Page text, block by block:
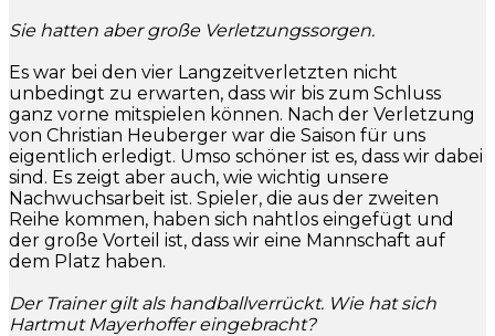
Sie hatten aber große Verletzungssorgen.
Es war bei den vier Langzeitverletzten nicht
unbedingt zu erwarten, dass wir bis zum Schluss
ganz vorne mitspielen können. Nach der Verletzung
von Christian Heuberger war die Saison für uns
eigentlich erledigt. Umso schöner ist es, dass wir dabei
sind. Es zeigt aber auch, wie wichtig unsere
Nachwuchsarbeit ist. Spieler, die aus der zweiten
Reihe kommen, haben sich nahtlos eingefügt und
der große Vorteil ist, dass wir eine Mannschaft auf
dem Platz haben.
Der Trainer gilt als handballverrückt. Wie hat sich
Hartmut Mayerhoffer eingebracht?